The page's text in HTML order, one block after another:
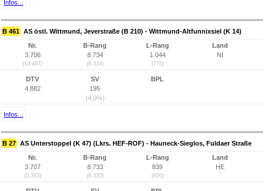
Infos...
B 461 AS östl. Wittmund, Jeverstraße (B 210) - Wittmund-Altfunnixsiel (K 14)
Nr.
3.706
(13.497)
B-Rang
8.734
(6.334)
L-Rang
1.044
(775)
Land
NI
DTV
4.882
SV
195
(4,0%)
BPL
Infos...
B 27 AS Unterstoppel (K 47) (Lkrs. HEF-ROF) - Hauneck-Sieglos, Fuldaer Straße
Nr.
3.707
(5.393)
B-Rang
8.733
(6.333)
L-Rang
839
(820)
Land
HE